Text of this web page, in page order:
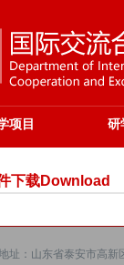
项目 研
下载Download
址：山东省泰安市高新